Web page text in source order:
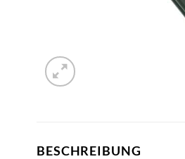
BESCHREIBUNG